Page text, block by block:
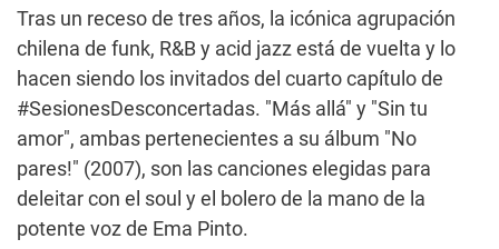
Tras un receso de tres años, la icónica agrupación
chilena de funk, R&B y acid jazz está de vuelta y lo
hacen siendo los invitados del cuarto capítulo de
#SesionesDesconcertadas. "Más allá" y "Sin tu
amor", ambas pertenecientes a su álbum "No
pares!" (2007), son las canciones elegidas para
deleitar con el soul y el bolero de la mano de la
potente voz de Ema Pinto.